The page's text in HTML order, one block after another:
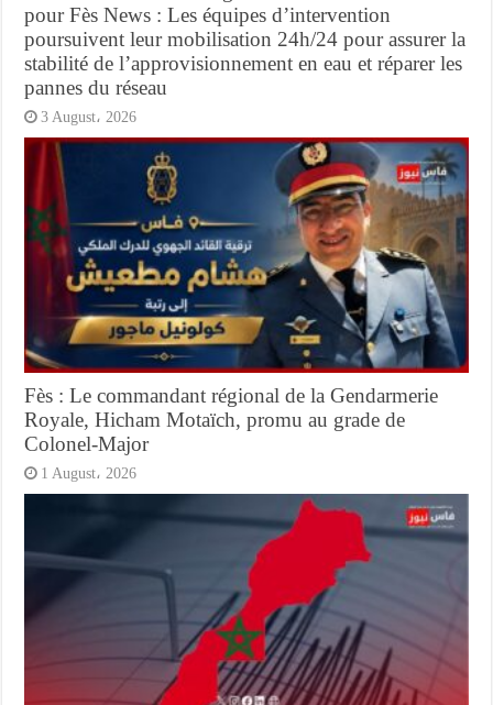
pour Fès News : Les équipes d’intervention
poursuivent leur mobilisation 24h/24 pour assurer la
stabilité de l’approvisionnement en eau et réparer les
pannes du réseau
3 August، 2026
Fès : Le commandant régional de la Gendarmerie
Royale, Hicham Motaïch, promu au grade de
Colonel-Major
1 August، 2026